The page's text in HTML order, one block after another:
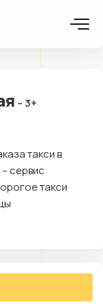
– 3+
такси в
– сервис
такси